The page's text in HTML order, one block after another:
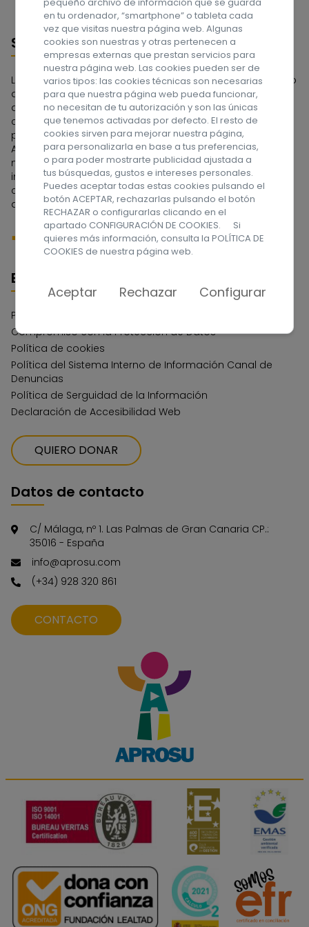
Sobre nosotros
La Asociación APROSU se constituyó en 1962 por un grupo
de familias que tenían en su seno a una persona con
discapacidad intelectual. Fue la primera Asociación
constituida en el Archipiélago Canario y una de las
pioneras de España. A lo largo de estos años la
Asociación ha tenido que ir adaptándose a las
necesidades de las personas con discapacidad
intelectual y a sus familias, dedicándose en sus
comienzos a la etapa escolar, y actualmente a la edad
adulta. ¡Síguenos en las redes sociales!
Enlaces
Política de privacidad
Compromiso con la Protección de Datos
Política de cookies
Política del Sistema Interno de Información Canal de
Denuncias
Política de Serguidad de la Información
Declaración de Accesibilidad Web
QUIERO DONAR
Datos de contacto
C/ Málaga, nº 1. Las Palmas de Gran Canaria CP.:
35016 - España
info@aprosu.com
(+34) 928 320 861
CONTACTO
en tu ordenador, “smartphone” o tableta cada
vez que visitas nuestra página web. Algunas
cookies son nuestras y otras pertenecen a
empresas externas que prestan servicios para
nuestra página web. Las cookies pueden ser de
varios tipos: las cookies técnicas son necesarias
para que nuestra página web pueda funcionar,
no necesitan de tu autorización y son las únicas
que tenemos activadas por defecto. El resto de
cookies sirven para mejorar nuestra página,
para personalizarla en base a tus preferencias,
o para poder mostrarte publicidad ajustada a
tus búsquedas, gustos e intereses personales.
Puedes aceptar todas estas cookies pulsando el
botón ACEPTAR, rechazarlas pulsando el botón
RECHAZAR o configurarlas clicando en el
apartado CONFIGURACIÓN DE COOKIES. Si
quieres más información, consulta laPOLÍTICA DE
COOKIES de nuestra página web.
Aceptar Rechazar Configurar